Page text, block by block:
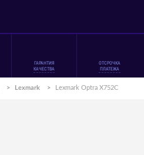
ГАРАНТИЯ
КАЧЕСТВА
ОТСРОЧКА
ПЛАТЕЖА
> Lexmark > Lexmark Optra X752C